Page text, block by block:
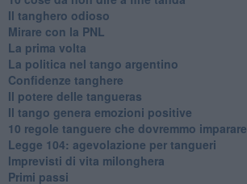
Il tanghero odioso
Mirare con la PNL
La prima volta
La politica nel tango argentino
Confidenze tanghere
Il potere delle tangueras
Il tango genera emozioni positive
10 regole tanguere che dovremmo imparare
Legge 104: agevolazione per tangueri
Imprevisti di vita milonghera
Primi passi